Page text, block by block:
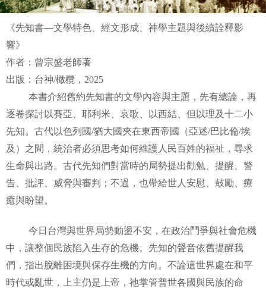
《先知書—文學特色、經文形成、神學主題與後續詮釋影
響》
作者：曾宗盛老師著
出版：台神/橄欖，2025
本書介紹舊約先知書的文學內容與主題，先有總論，再
逐卷探討以賽亞、耶利米、哀歌、以西結、但以理及十二小
先知。古代以色列國/猶大國夾在東西帝國（亞述/巴比倫/埃
及）之間，統治者必須思考如何維護人民百姓的福祉，尋求
生命與出路。古代先知們對當時的局勢提出勸勉、提醒、警
告、批評、威脅與審判；不過，也帶給世人安慰、鼓勵、療
癒與盼望。
今日台灣與世界局勢動盪不安，在政治鬥爭與社會危機
中，讓整個民族陷入生存的危機。先知的聲音依舊提醒我
們，指出脫離困境與保存生機的方向。不論這世界處在和平
時代或亂世，上主仍是上帝，祂掌管普世各國與民族的命